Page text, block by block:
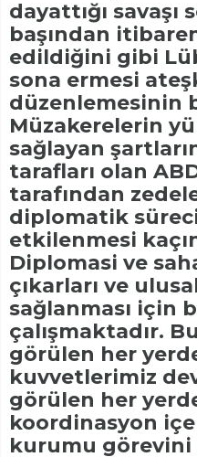
dayattığı
başından
edildiğini gibi
sona ermesi
düzenlemesinin
Müzakerelerin
sağlayan
tarafları olan
tarafından
diplomatik
etkilenmesi
Diplomasi ve
çıkarları ve
sağlanması için
çalışmaktadır.
görülen her
kuvvetlerimiz
görülen her
koordinasyon
kurumu